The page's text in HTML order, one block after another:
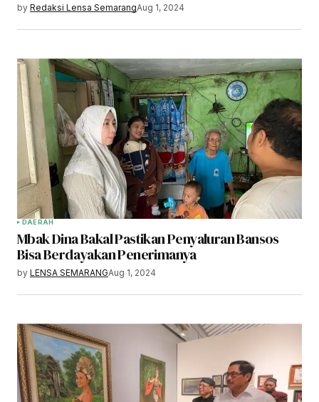
by Redaksi Lensa SemarangAug 1, 2024
DAERAH
Mbak Dina Bakal Pastikan Penyaluran Bansos
Bisa Berdayakan Penerimanya
by LENSA SEMARANGAug 1, 2024